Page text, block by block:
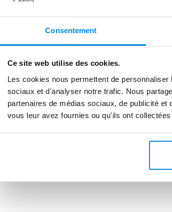
Consentement
Ce site web utilise des cookies.
Les cookies nous permettent de
sociaux et d'analyser notre trafic. Nous
partenaires de médias sociaux, de publicité
vous leur avez fournies ou qu'ils ont
mots sur la toile
de cartes qui s’opposent, cette toile est
central de l’œuvre. La lumière s’y reflète et elle
accentuant ainsi la rivalité, la dualité qui se joue.
en 5 tableaux, considérés comme le
la dualité de l’artiste avec son père, qui ne